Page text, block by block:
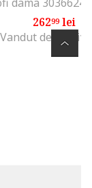
26299lei
Vandut de